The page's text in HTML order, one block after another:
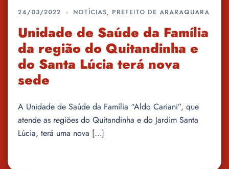
24/03/2022 NOTÍCIAS, PREFEITO DE ARARAQUARA
Unidade de Saúde da Família
da região do Quitandinha e
do Santa Lúcia terá nova
sede
A Unidade de Saúde da Família “Aldo Cariani”, que
atende as regiões do Quitandinha e do Jardim Santa
Lúcia, terá uma nova […]